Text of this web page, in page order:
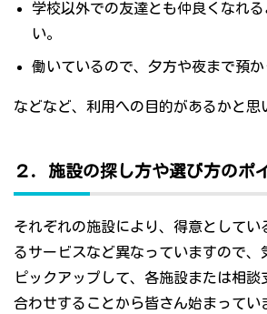
学校以外での友達とも仲良くなれ
い。
働いているので、夕方や夜まで預か
などなど、利用への目的があるかと思
２．施設の探し方や選び方のポ
それぞれの施設により、得意としてい
るサービスなど異なっていますので、
ピックアップして、各施設または相談
合わせすることから皆さん始まってい